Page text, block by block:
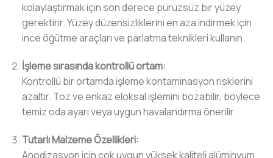
kolaylaştırmak için son derece pürüzsüz bir yüzey
gerektirir. Yüzey düzensizliklerini en aza indirmek için
ince öğütme araçları ve parlatma teknikleri kullanın.
İşleme sırasında kontrollü ortam:
Kontrollü bir ortamda işleme kontaminasyon risklerini
azaltır. Toz ve enkaz eloksal işlemini bozabilir, böylece
temiz oda ayarı veya uygun havalandırma önerilir.
Tutarlı Malzeme Özellikleri:
Anodizasyon için çok uygun yüksek kaliteli alüminyum